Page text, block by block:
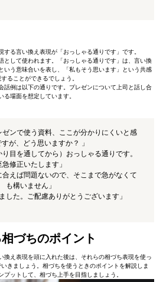
する言い換え表現が「おっしゃる通りです」です。
として使われます。「おっしゃる通りです」は、言い換
いう意味合いを表し、「私もそう思います」という共感
ることができるでしょう。
話例は以下の通りです。プレゼンについて上司と話し合
る場面を想定しています。
ゼンで使う資料、ここが分かりにくいと感
が、どう思いますか？ 」
目を通してから）おっしゃる通りです。
急修正いたします」
合えば問題ないので、そこまで急がなくて
も構いません」
した。ご配慮ありがとうございます」
づちのポイント
換え表現を頭に入れた後は、それらの相づち表現を使っ
きましょう。相づちを使うときのポイントを解説しま
プットして、相づち上手を目指しましょう。